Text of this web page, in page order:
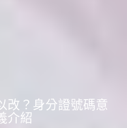
改？身分證號碼意
介紹